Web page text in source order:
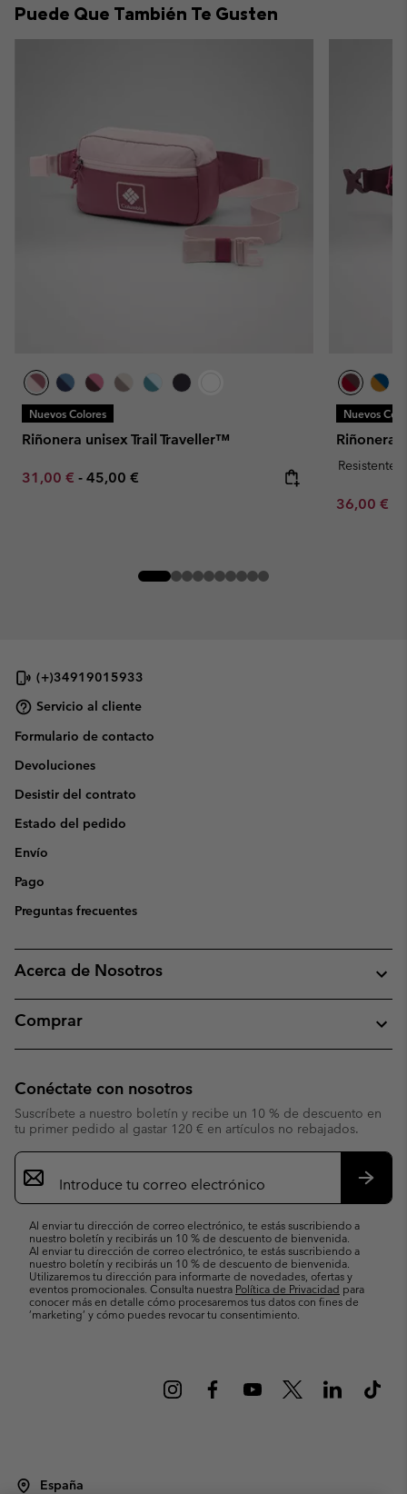
Puede Que También Te Gusten
Nuevos Colores
Riñonera unisex Trail Traveller™
Minimum sale price:
31,00 € - Maximum price:
45,00 €
Nuevos
Riñonera
Resistente
Minimum
36,00 €
(+)34919015933
Servicio al cliente
Formulario de contacto
Devoluciones
Desistir del contrato
Estado del pedido
Envío
Pago
Preguntas frecuentes
Acerca de Nosotros
Comprar
Conéctate con nosotros
Suscríbete a nuestro boletín y recibe un 10 % de descuento en
tu primer pedido al gastar 120 € en artículos no rebajados.
Suscripción
de
correo
Al enviar tu dirección de correo electrónico, te estás suscribiendo a
nuestro boletín y recibirás un 10 % de descuento de bienvenida.
Al enviar tu dirección de correo electrónico, te estás suscribiendo a
nuestro boletín y recibirás un 10 % de descuento de bienvenida.
Utilizaremos tu dirección para informarte de novedades, ofertas y
eventos promocionales. Consulta nuestra Política de Privacidad para
conocer más en detalle cómo procesaremos tus datos con fines de
’marketing’ y cómo puedes revocar tu consentimiento.
España